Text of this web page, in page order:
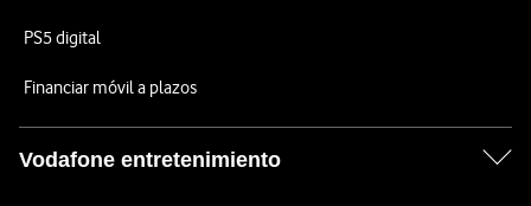
PS5 digital
Financiar móvil a plazos
Vodafone entretenimiento